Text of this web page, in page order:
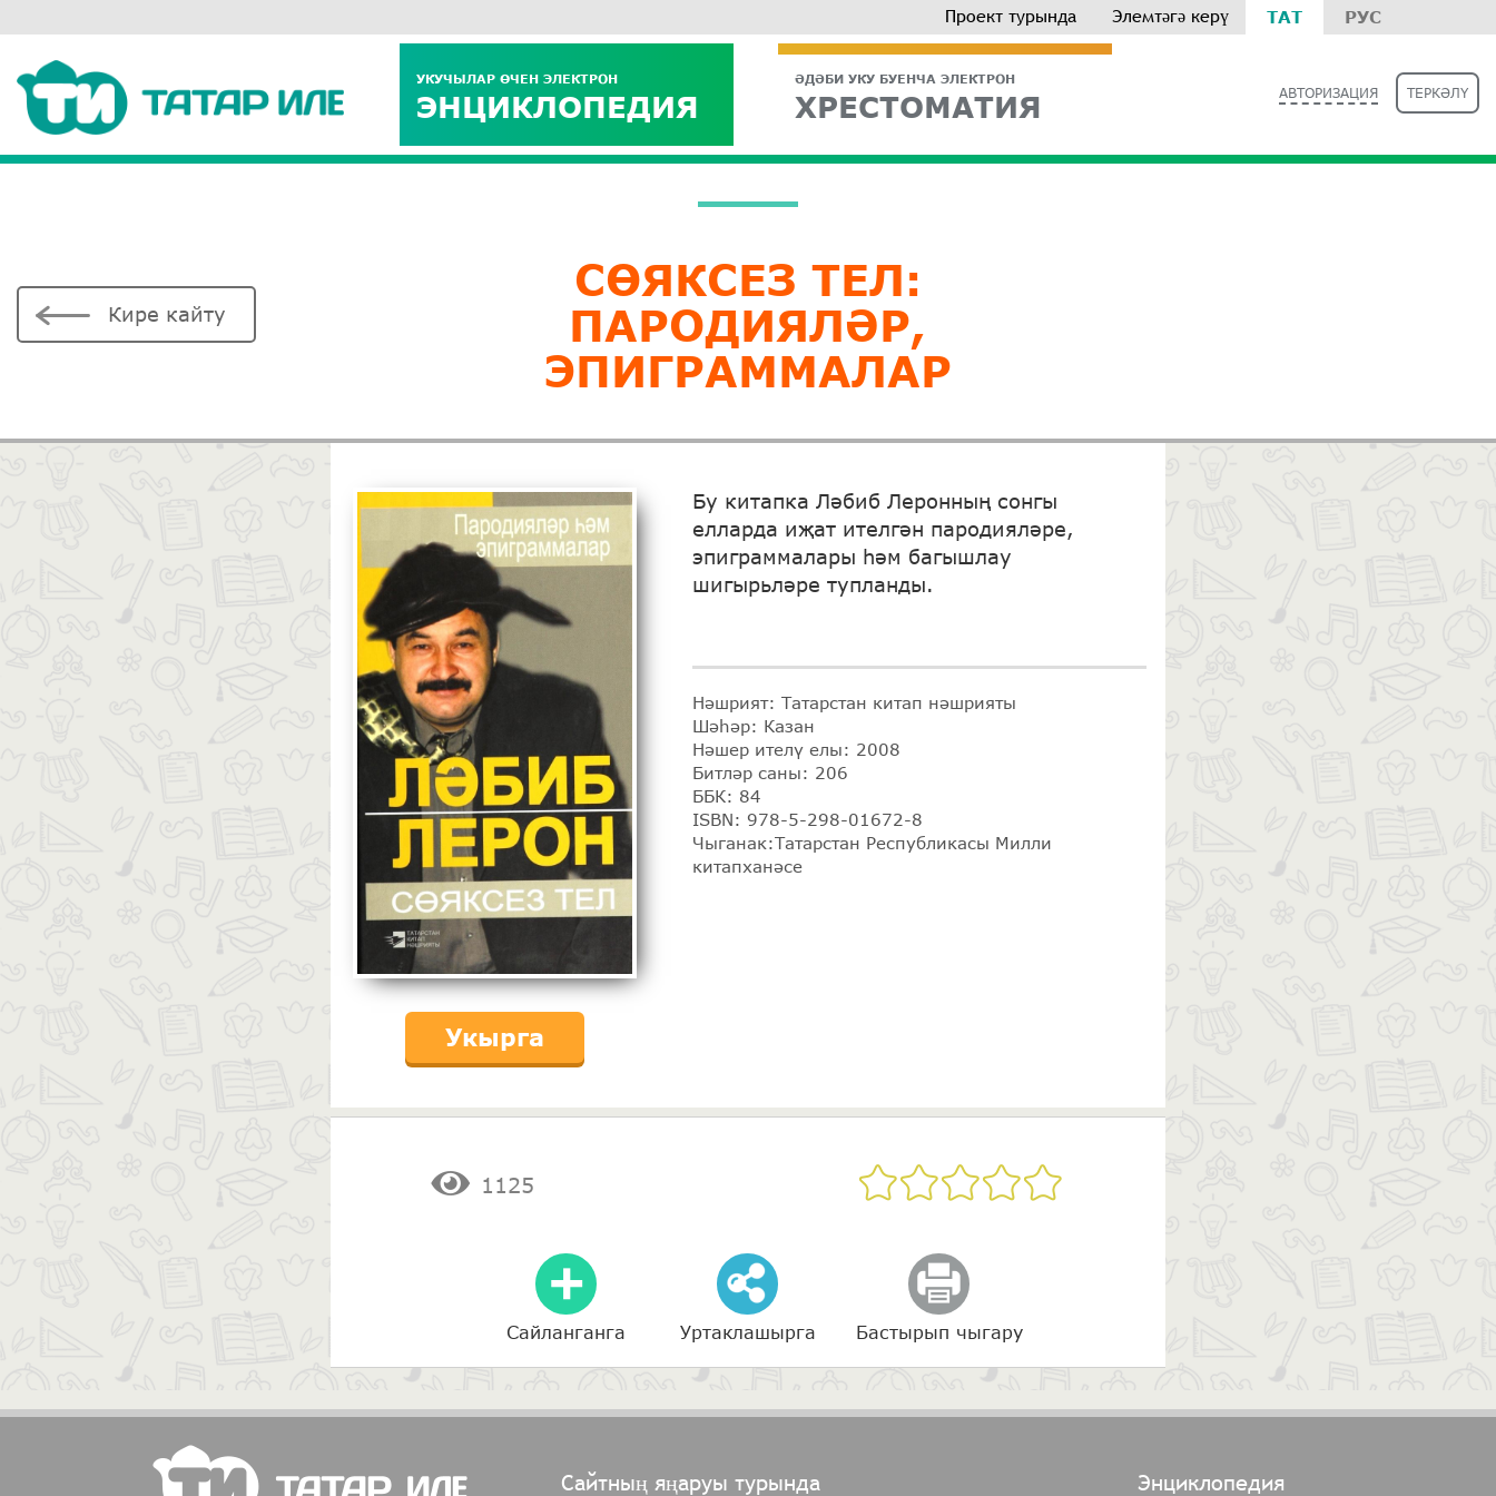
ТАТ РУС
Проект турында Элемтәгә керү
УКУЧЫЛАР ӨЧЕН ЭЛЕКТРОН
ЭНЦИКЛОПЕДИЯ
ӘДӘБИ УКУ БУЕНЧА ЭЛЕКТРОН
ХРЕСТОМАТИЯ АВТОРИЗАЦИЯ ТЕРКӘЛҮ
Кире кайту
СӨЯКСЕЗ ТЕЛ:
ПАРОДИЯЛӘР,
ЭПИГРАММАЛАР
Укырга
Бу китапка Ләбиб Леронның сонгы
елларда иҗат ителгән пародияләре,
эпиграммалары һәм багышлау
шигырьләре тупланды.
Нәшрият: Татарстан китап нәшрияты
Шәһәр: Казан
Нәшер ителү елы: 2008
Битләр саны: 206
ББК: 84
ISBN: 978-5-298-01672-8
Чыганак:Татарстан Республикасы Милли
китапханәсе
1125
Сайланганга Уртаклашырга Бастырып чыгару
Энциклопедия
Сайтның яңаруы турында